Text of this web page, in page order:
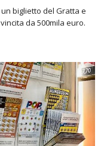
biglietto del Gratta e
da 500mila euro.